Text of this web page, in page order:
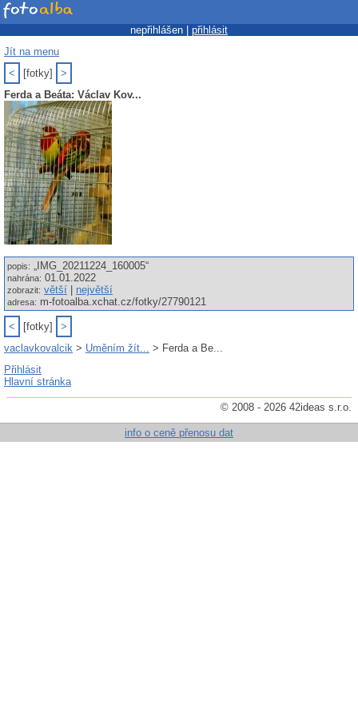
nepřihlášen | přihlásit
Jít na menu
<
[fotky]
>
Ferda a Beáta: Václav Kov...
popis: „IMG_20211224_160005“
nahrána: 01.01.2022
zobrazit: větší největší
adresa: m-fotoalba.xchat.cz/fotky/27790121
< [fotky]
>
vaclavkovalcik > Uměním žít... > Ferda a Be...
Přihlásit
Hlavní stránka
© 2008 - 2026 42ideas s.r.o.
info o ceně přenosu dat